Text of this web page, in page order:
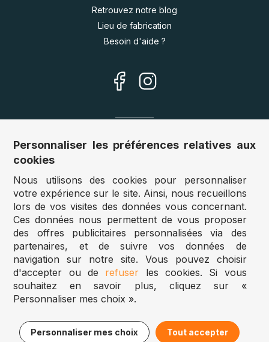
17,95€ Ajouter au panier
Retrouvez notre blog
Lieu de fabrication
Besoin d'aide ?
Nos sites
Autriche :www.puzzle.at
Belgique :www.puzzle.be
Royaume Uni :
www.jigsawpuzzle.co.uk
Accès revendeurs / détaillants
Vous avez un magasin ?
Vous souhaitez accéder à nos prix revendeurs ?
Puzzle.be 2025
Personnaliser les préférences relatives aux
cookies
Nous utilisons des cookies pour personnaliser
votre expérience sur le site. Ainsi, nous recueillons
lors de vos visites des données vous concernant.
Ces données nous permettent de vous proposer
des offres publicitaires personnalisées via des
partenaires, et de suivre vos données de
navigation sur notre site. Vous pouvez choisir
d'accepter ou de refuser les cookies. Si vous
souhaitez en savoir plus, cliquez sur «
Personnaliser mes choix ».
Personnaliser mes choix Tout accepter